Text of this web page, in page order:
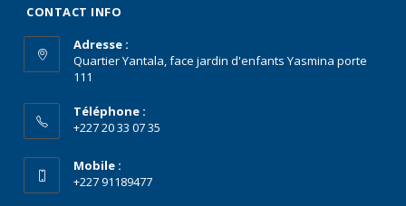
CONTACT INFO
Adresse :
Quartier Yantala, face jardin d'enfants Yasmina porte
111
Téléphone :
+227 20 33 07 35
Mobile :
+227 91189477